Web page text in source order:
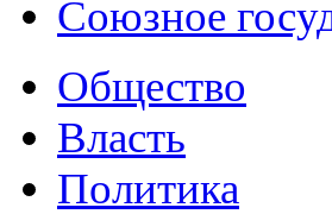
Союзное
Общество
Власть
Политика